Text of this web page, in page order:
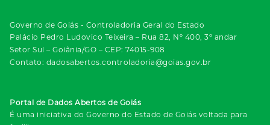
Governo de Goiás - Controladoria Geral do Estado
Palácio Pedro Ludovico Teixeira – Rua 82, Nº 400, 3º andar
Setor Sul – Goiânia/GO – CEP: 74015-908
Contato: dadosabertos.controladoria@goias.gov.br
Portal de Dados Abertos de Goiás
É uma iniciativa do Governo do Estado de Goiás voltada para